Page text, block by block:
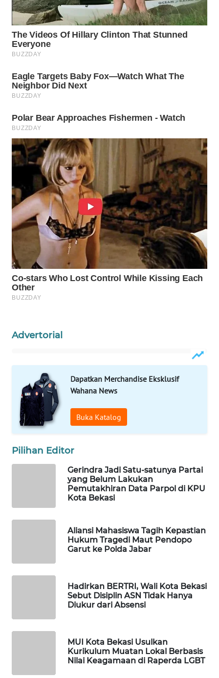
Advertorial
Dapatkan Merchandise Eksklusif
Wahana News
Buka Katalog
Pilihan Editor
Gerindra Jadi Satu-satunya Partai
yang Belum Lakukan
Pemutakhiran Data Parpol di KPU
Kota Bekasi
Aliansi Mahasiswa Tagih Kepastian
Hukum Tragedi Maut Pendopo
Garut ke Polda Jabar
Hadirkan BERTRI, Wali Kota Bekasi
Sebut Disiplin ASN Tidak Hanya
Diukur dari Absensi
MUI Kota Bekasi Usulkan
Kurikulum Muatan Lokal Berbasis
Nilai Keagamaan di Raperda LGBT
WN
BORNEO
Wahana
Media
WAHANA
NEWS
WAHANA
TANI
WAHANA
ADVOKAT
WAHANA
INFRASTRUKTUR
WAHANA
KONSUMEN
WAHANA
LISTRIK
WAHANA
WAHANANEWS
ID
WAHANANEWS
CO ID
WAHANANEWS
WAHANA
SELEB
HEALTH